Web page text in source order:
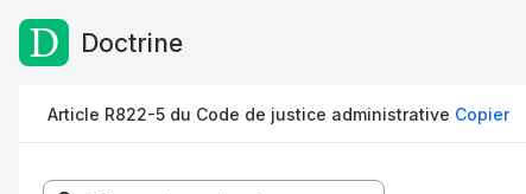
Passer au contenu
Doctrine
Article R822-5 du Code de justice administrative Copier